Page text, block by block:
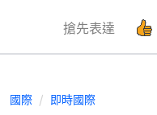
搶先表達
國際 即時國際